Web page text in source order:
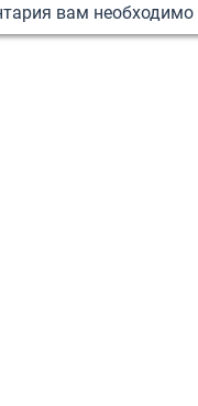
вам необходимо